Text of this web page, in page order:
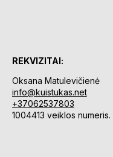
REKVIZITAI:
Oksana Matulevičienė
info@kuistukas.net
+37062537803
1004413 veiklos numeris.